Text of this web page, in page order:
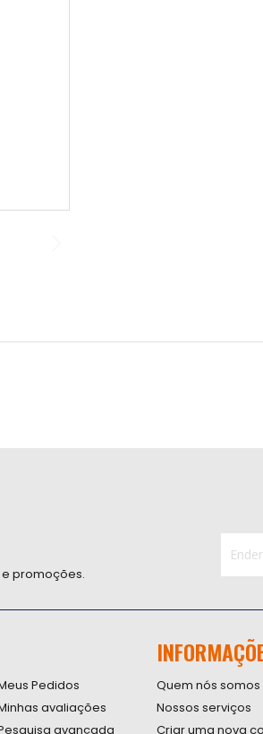
promoções.
nossa
Pedidos
avaliações
avançada
Quem nós somos
Nossos serviços
Criar uma nova